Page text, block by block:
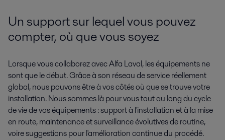
Un support sur lequel vous pouvez
compter, où que vous soyez
Lorsque vous collaborez avec Alfa Laval, les équipements ne
sont que le début. Grâce à son réseau de service réellement
global, nous pouvons être à vos côtés où que se trouve votre
installation. Nous sommes là pour vous tout au long du cycle
de vie de vos équipements : support à l'installation et à la mise
en route, maintenance et surveillance évolutives de routine,
voire suggestions pour l'amélioration continue du procédé.